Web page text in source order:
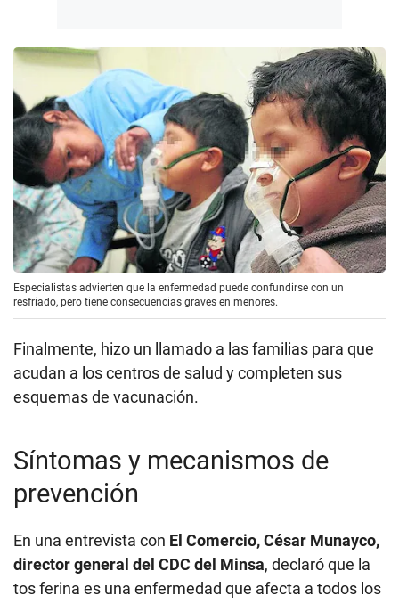
Especialistas advierten que la enfermedad puede confundirse con un
resfriado, pero tiene consecuencias graves en menores.
Finalmente, hizo un llamado a las familias para que
acudan a los centros de salud y completen sus
esquemas de vacunación.
Síntomas y mecanismos de
prevención
En una entrevista con El Comercio, César Munayco,
director general del CDC del Minsa, declaró que la
tos ferina es una enfermedad que afecta a todos los